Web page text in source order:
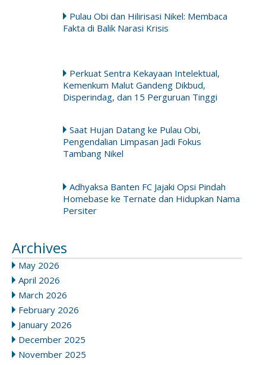
Pulau Obi dan Hilirisasi Nikel: Membaca
Fakta di Balik Narasi Krisis
Perkuat Sentra Kekayaan Intelektual,
Kemenkum Malut Gandeng Dikbud,
Disperindag, dan 15 Perguruan Tinggi
Saat Hujan Datang ke Pulau Obi,
Pengendalian Limpasan Jadi Fokus
Tambang Nikel
Adhyaksa Banten FC Jajaki Opsi Pindah
Homebase ke Ternate dan Hidupkan Nama
Persiter
Archives
May 2026
April 2026
March 2026
February 2026
January 2026
December 2025
November 2025